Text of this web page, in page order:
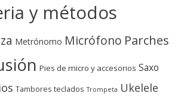
y métodos
Metrónomo Micrófono Parches
Pies de micro y accesorios Saxo
Tambores teclados Trompeta Ukelele